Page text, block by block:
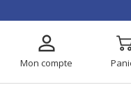
Mon compte